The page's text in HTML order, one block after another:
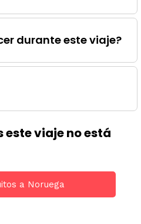
durante este viaje?
este viaje no está
a Noruega